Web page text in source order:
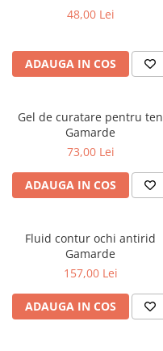
Păr și scalp
Îngrijire picioare
Secretul frumuseții
Îngrijire bebeluși și copii
Îngrijire bărbați
48,00 Lei
ADAUGA IN COS
Gel de curatare pentru ten
Gamarde
73,00 Lei
ADAUGA IN COS
Fluid contur ochi antirid
Gamarde
157,00 Lei
ADAUGA IN COS